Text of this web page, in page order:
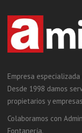
Empresa
Desde 1998 damos
propietarios y
Colaboramos con
Fontanería.